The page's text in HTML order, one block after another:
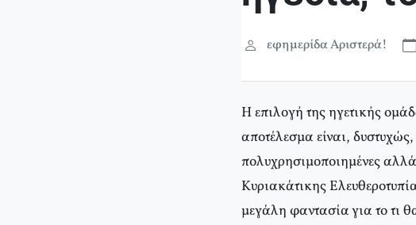
εφημερίδα Αριστερά!
Η επιλογή της ηγετικής
αποτέλεσμα είναι,
πολυχρησιμοποιημένες
Κυριακάτικης
μεγάλη φαντασία για το τι